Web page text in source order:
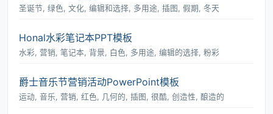
圣诞节, 绿色, 文化, 编辑和选择, 多用途, 插图, 假期, 冬天
Honal水彩笔记本PPT模板
水彩, 营销, 笔记本, 背景, 白色, 多用途, 编辑的选择, 粉彩
爵士音乐节营销活动PowerPoint模板
运动, 音乐, 营销, 红色, 几何的, 插图, 很酷, 创造性, 酿造的